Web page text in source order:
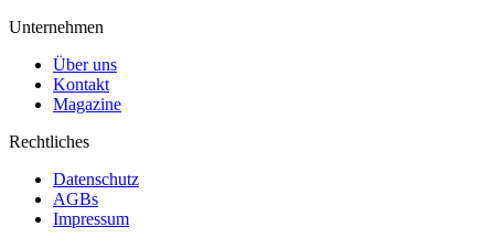
Unternehmen
Über uns
Kontakt
Magazine
Rechtliches
Datenschutz
AGBs
Impressum